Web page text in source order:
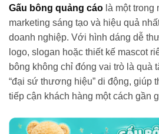
Gấu bông quảng cáo là một trong
marketing sáng tạo và hiệu quả
doanh nghiệp. Với hình dáng dễ
logo, slogan hoặc thiết kế mascot
bông không chỉ đóng vai trò là quà
“đại sứ thương hiệu” di động, giúp
tiếp cận khách hàng một cách gần